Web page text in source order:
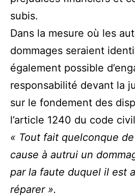
subis.
Dans la mesure où les
dommages seraient
également possible
responsabilité devant la
sur le fondement des
l’article 1240 du code
« Tout fait quelconque de
cause à autrui un
par la faute duquel il est
réparer ».